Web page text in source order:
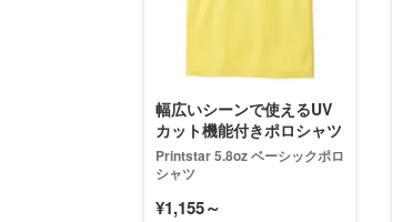
幅広いシーンで使えるUV
カット機能付きポロシャツ
Printstar 5.8oz ベーシックポロ
シャツ
¥1,155～